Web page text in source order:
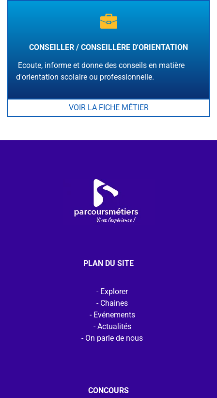
CONSEILLER / CONSEILLÈRE D'ORIENTATION
Ecoute, informe et donne des conseils en matière
d'orientation scolaire ou professionnelle.
VOIR LA FICHE MÉTIER
PLAN DU SITE
Explorer
Chaines
Evénements
Actualités
On parle de nous
CONCOURS